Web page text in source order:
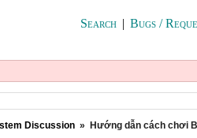
Search | Bugs /
Discussion » Hướng dẫn cách chơi